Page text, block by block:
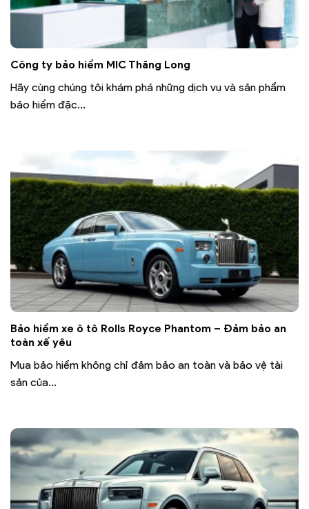
Công ty bảo hiểm MIC Thăng Long
Hãy cùng chúng tôi khám phá những dịch vụ và sản phẩm
bảo hiểm đặc...
Bảo hiểm xe ô tô Rolls Royce Phantom – Đảm bảo an
toàn xế yêu
Mua bảo hiểm không chỉ đảm bảo an toàn và bảo vệ tài
sản của...